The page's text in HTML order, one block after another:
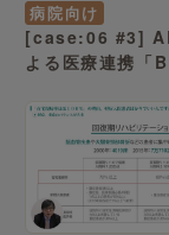
病院向け
[case:06 #3]
よる医療連携「
院経営ケースス